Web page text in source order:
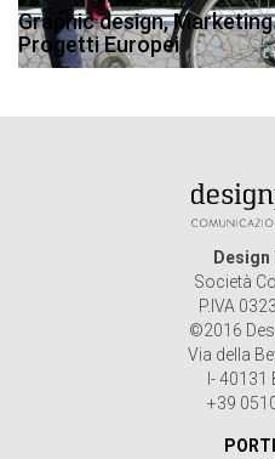
Graphic design,
Progetti Europei
Società
P.IVA
©2016
Via della
I-
+39